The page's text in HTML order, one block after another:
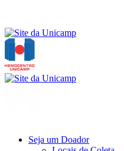
Seja um Doador